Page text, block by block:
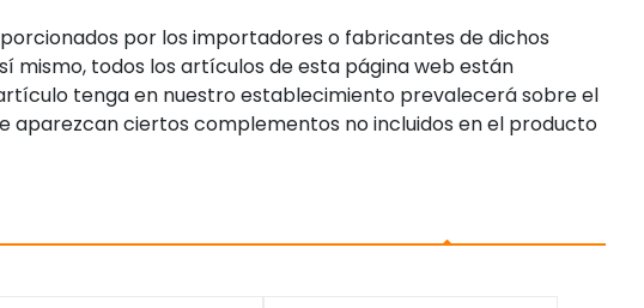
por los importadores o fabricantes de dichos
mismo, todos los artículos de esta página web están
tenga en nuestro establecimiento prevalecerá sobre el
aparezcan ciertos complementos no incluidos en el producto